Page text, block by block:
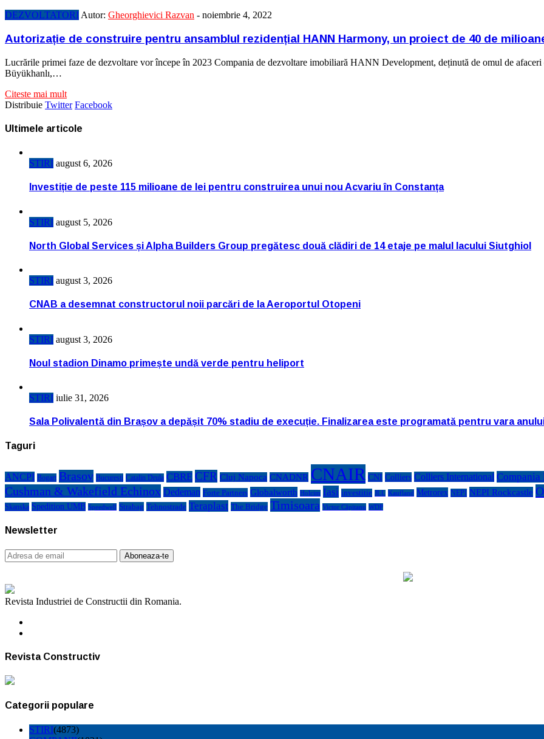
DEZVOLTATORI Autor: Gheorghievici Razvan - noiembrie 4, 2022
Autorizație de construire pentru ansamblul rezidențial HANN Harmony, un proiect de 40 de
Lucrările primei faze de dezvoltare vor începe în 2023 Compania de dezvoltare imobiliară HANN Development, deținută de omul de
Büyükhanlı,…
Citeste mai mult
Distribuie Twitter Facebook
Ultimele articole
STIRI august 6, 2026
Investiție de peste 115 milioane de lei pentru construirea unui nou Acvariu în Constanța
STIRI august 5, 2026
North Global Services și Alpha Builders Group pregătesc două clădiri de 14 etaje pe malul lacului Siutghiol
STIRI august 3, 2026
CNAB a desemnat constructorul noii parcări de la Aeroportul Otopeni
STIRI august 3, 2026
Noul stadion Dinamo primește undă verde pentru heliport
STIRI iulie 31, 2026
Sala Polivalentă din Brașov a depășit 70% stadiu de execuție. Finalizarea este programată pentru vara
Taguri
ANCPI Bogart Brasov Bucuresti Catalin Drula CBRE CFR Cluj Napoca CNADNR CNAIR CNI Colliers Colliers International
Cushman & Wakefield Echinox Dedeman Forte Partners Globalworth Holcim Iasi investitie JLL Kaufland Metrorex NEPI NEPI Rockcastle
Skanska Spedition UMB Speedwell Strabag Tehnostrade Teraplast The Bridge Timisoara Victor Căpitanu WDP
Newsletter
Revista Industriei de Constructii din Romania.
Revista Constructiv
Categorii populare
STIRI(4873)